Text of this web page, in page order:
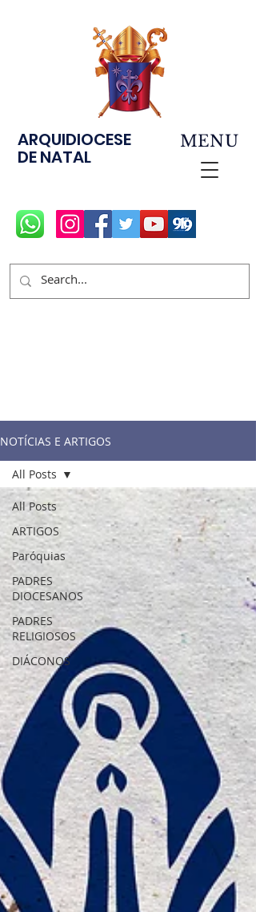
ARQUIDIOCESE
DE NATAL
MENU
NOTÍCIAS E ARTIGOS
All Posts
ARTIGOS
Paróquias
PADRES
DIOCESANOS
PADRES
RELIGIOSOS
DIÁCONOS
All Posts